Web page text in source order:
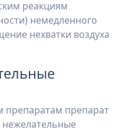
реакциям
немедленного
нехватки воздуха
препаратам препарат